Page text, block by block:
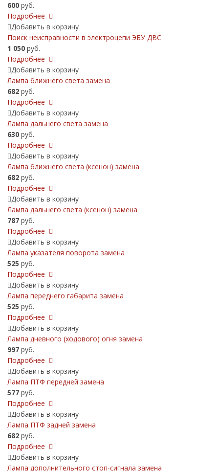
600 руб.
Подробнее
Добавить в корзину
Поиск неисправности в электроцепи ЭБУ ДВС
1 050 руб.
Подробнее
Добавить в корзину
Лампа ближнего света замена
682 руб.
Подробнее
Добавить в корзину
Лампа дальнего света замена
630 руб.
Подробнее
Добавить в корзину
Лампа ближнего света (ксенон) замена
682 руб.
Подробнее
Добавить в корзину
Лампа дальнего света (ксенон) замена
787 руб.
Подробнее
Добавить в корзину
Лампа указателя поворота замена
525 руб.
Подробнее
Добавить в корзину
Лампа переднего габарита замена
525 руб.
Подробнее
Добавить в корзину
Лампа дневного (ходового) огня замена
997 руб.
Подробнее
Добавить в корзину
Лампа ПТФ передней замена
577 руб.
Подробнее
Добавить в корзину
Лампа ПТФ задней замена
682 руб.
Подробнее
Добавить в корзину
Лампа дополнительного стоп-сигнала замена